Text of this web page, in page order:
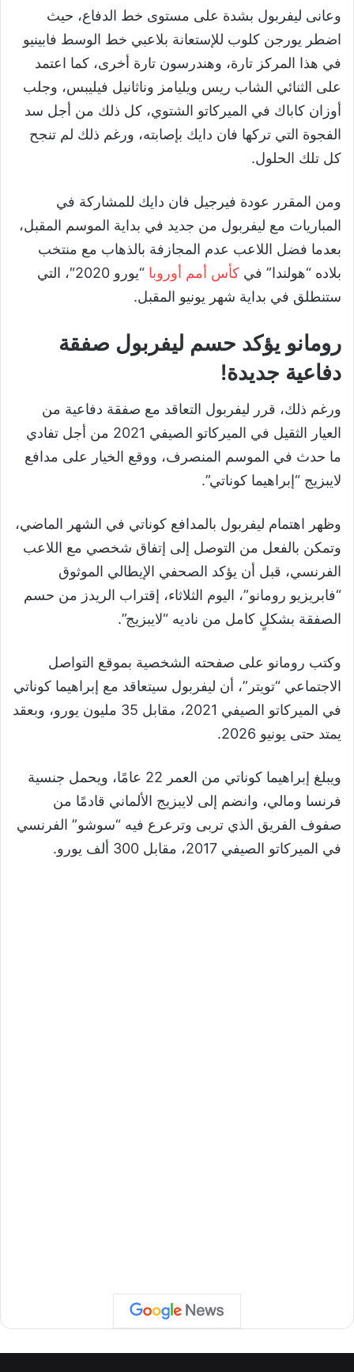
وعانى ليفربول بشدة على مستوى خط الدفاع، حيث
اضطر يورجن كلوب للإستعانة بلاعبي خط الوسط فابينيو
في هذا المركز تارة، وهندرسون تارة أخرى، كما اعتمد
على الثنائي الشاب ريس ويليامز وناثانيل فيليبس، وجلب
أوزان كاباك في الميركاتو الشتوي، كل ذلك من أجل سد
الفجوة التي تركها فان دايك بإصابته، ورغم ذلك لم تنجح
كل تلك الحلول.
ومن المقرر عودة فيرجيل فان دايك للمشاركة في
المباريات مع ليفربول من جديد في بداية الموسم المقبل،
بعدما فضل اللاعب عدم المجازفة بالذهاب مع منتخب
بلاده “هولندا” في كأس أمم أوروبا
“يورو 2020″، التي
ستنطلق في بداية شهر يونيو المقبل.
رومانو يؤكد حسم ليفربول صفقة
دفاعية جديدة!
ورغم ذلك، قرر ليفربول التعاقد مع صفقة دفاعية من
العيار الثقيل في الميركاتو الصيفي 2021 من أجل تفادي
ما حدث في الموسم المنصرف، ووقع الخيار على مدافع
لايبزيج “إبراهيما كوناتي”.
وظهر اهتمام ليفربول بالمدافع كوناتي في الشهر الماضي،
وتمكن بالفعل من التوصل إلى إتفاق شخصي مع اللاعب
الفرنسي، قبل أن يؤكد الصحفي الإيطالي الموثوق
“فابريزيو رومانو”، اليوم الثلاثاء، إقتراب الريدز من حسم
الصفقة بشكلٍ كامل من ناديه “لايبزيج”.
وكتب رومانو على صفحته الشخصية بموقع التواصل
الاجتماعي “تويتر”، أن ليفربول سيتعاقد مع إبراهيما كوناتي
في الميركاتو الصيفي 2021، مقابل 35 مليون يورو، وبعقد
يمتد حتى يونيو 2026.
ويبلغ إبراهيما كوناتي من العمر 22 عامًا، ويحمل جنسية
فرنسا ومالي، وانضم إلى لايبزيج الألماني قادمًا من
صفوف الفريق الذي تربى وترعرع فيه “سوشو” الفرنسي
في الميركاتو الصيفي 2017، مقابل 300 ألف يورو.